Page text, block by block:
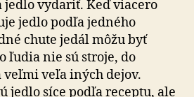
jedlo vydariť. Keď viacero
jedlo podľa jedného
chute jedál môžu byť
ľudia nie sú stroje, do
veľmi veľa iných dejov.
jedlo síce podľa receptu, ale